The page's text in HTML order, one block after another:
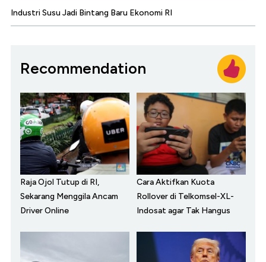
Industri Susu Jadi Bintang Baru Ekonomi RI
Recommendation
Raja Ojol Tutup di RI,
Sekarang Menggila Ancam
Driver Online
Cara Aktifkan Kuota
Rollover di Telkomsel-XL-
Indosat agar Tak Hangus